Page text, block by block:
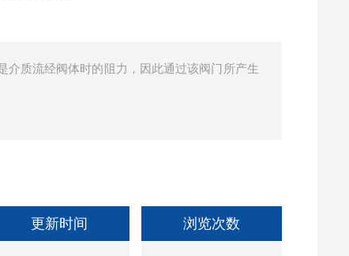
介质流经阀体时的阻力，因此通过该阀门所产生
更新时间 浏览次数